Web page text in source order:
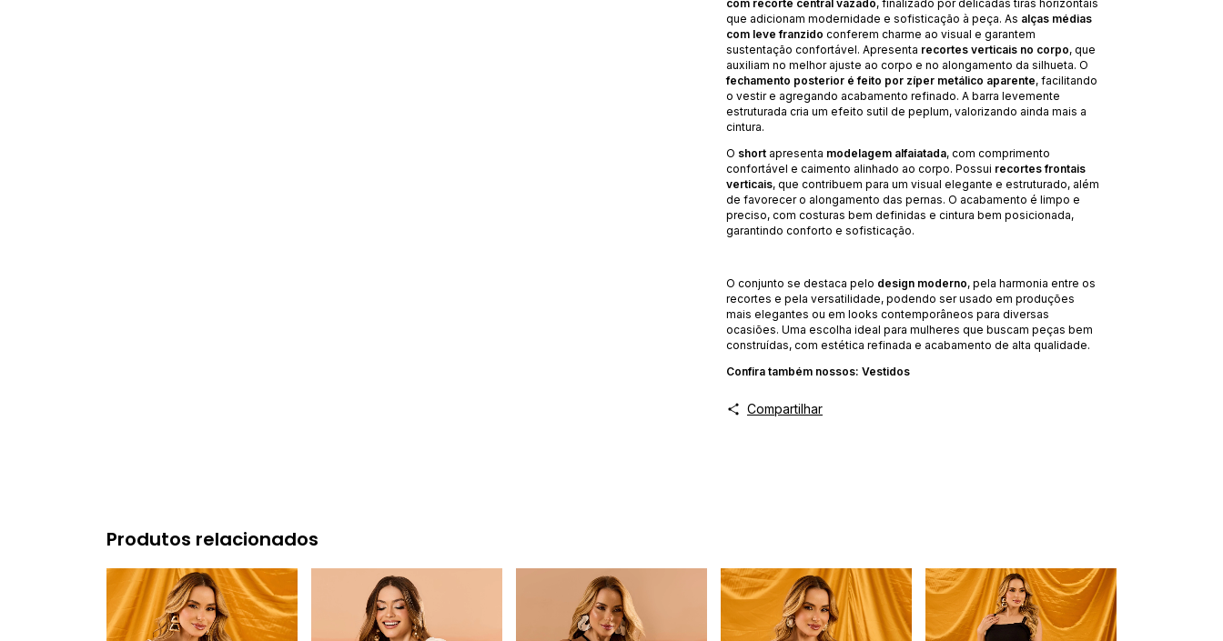
com recorte central vazado, finalizado por delicadas tiras horizontais
que adicionam modernidade e sofisticação à peça. As alças médias
com leve franzido conferem charme ao visual e garantem
sustentação confortável. Apresenta recortes verticais no corpo, que
auxiliam no melhor ajuste ao corpo e no alongamento da silhueta. O
fechamento posterior é feito por zíper metálico aparente, facilitando
o vestir e agregando acabamento refinado. A barra levemente
estruturada cria um efeito sutil de peplum, valorizando ainda mais a
cintura.
O short apresenta modelagem alfaiatada, com comprimento
confortável e caimento alinhado ao corpo. Possui recortes frontais
verticais, que contribuem para um visual elegante e estruturado, além
de favorecer o alongamento das pernas. O acabamento é limpo e
preciso, com costuras bem definidas e cintura bem posicionada,
garantindo conforto e sofisticação.
O conjunto se destaca pelo design moderno, pela harmonia entre os
recortes e pela versatilidade, podendo ser usado em produções
mais elegantes ou em looks contemporâneos para diversas
ocasiões. Uma escolha ideal para mulheres que buscam peças bem
construídas, com estética refinada e acabamento de alta qualidade.
Confira também nossos: Vestidos
Compartilhar
Produtos relacionados